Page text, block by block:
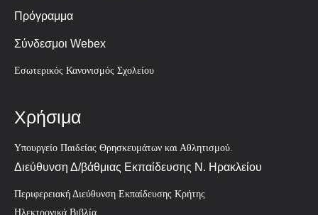
Πρόγραμμα
Σύνδεσμοι Webex
Εσωτερικός Κανονισμός Σχολείου
Χρήσιμα
Υπουργείο Παιδείας Θρησκευμάτων και Αθλητισμού.
Διεύθυνση Δ/βάθμιας Εκπαίδευσης Ν. Ηρακλείου
Περιφερειακή Διεύθυνση Εκπαίδευσης Κρήτης
Ηλεκτρονικά Βιβλία